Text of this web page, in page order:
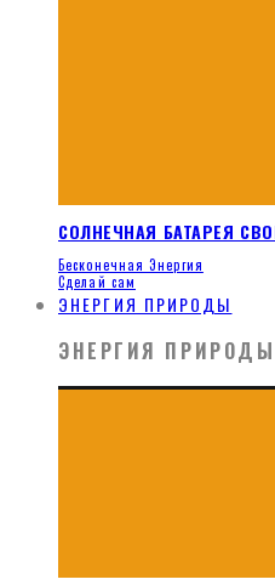
СОЛНЕЧНАЯ БАТАРЕЯ
Бесконечная Энергия
Сделай сам
ЭНЕРГИЯ ПРИРОДЫ
ЭНЕРГИЯ ПРИРОДЫ